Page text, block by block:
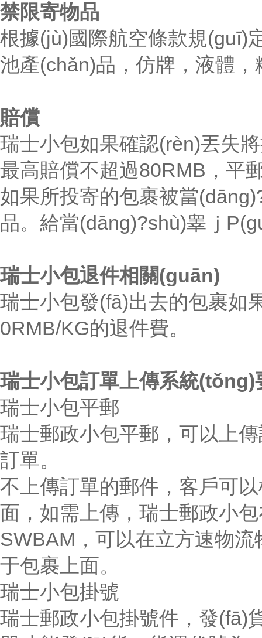
禁限寄物品
根據(jù)國際航空條款規(guī)
池產(chǎn)品，仿牌，液體，粉
賠償
瑞士小包如果確認(rèn)丟失將
最高賠償不超過80RMB，平郵不
如果所投寄的包裹被當
品。給當(dāng)?shù)睾ｊ
瑞士小包退件相關(guān)
瑞士小包發(fā)出去的包裹如果
0RMB/KG的退件費。
瑞士小包訂單上傳系統(tǒng)
瑞士小包平郵
瑞士郵政小包平郵，可以上
訂單。
不上傳訂單的郵件，客戶
面，如需上傳，瑞士郵政小
SWBAM，可以在立方速物流
于包裹上面。
瑞士小包掛號
瑞士郵政小包掛號件，發(fā)